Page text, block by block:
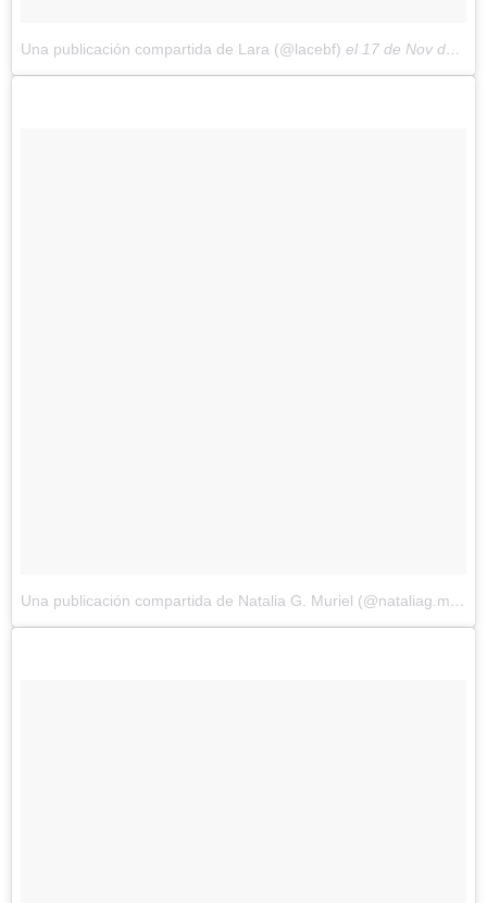
Una publicación compartida de Lara (@lacebf) el 17 de Nov de 2017 a la(s) 3:45 PST
Una publicación compartida de Natalia G. Muriel (@nataliag.muriel)